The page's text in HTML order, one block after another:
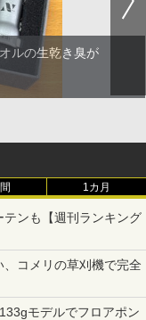
ルの生乾き臭が
1カ月
ンも【週刊ランキング
、コメリの草刈機で完全
モデルでフロアポン